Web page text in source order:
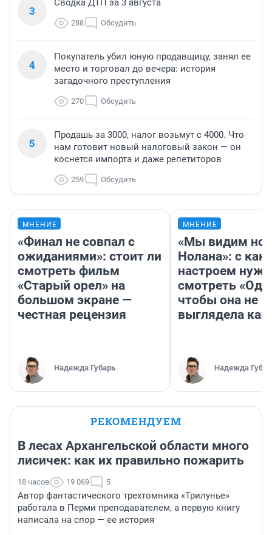
3
Сводка ДТП за 3 августа
288 Обсудить
4
Покупатель убил юную продавщицу, занял ее
место и торговал до вечера: история
загадочного преступления
270 Обсудить
5
Продашь за 3000, налог возьмут с 4000. Что
нам готовит новый налоговый закон — он
коснется импорта и даже репетиторов
259 Обсудить
МНЕНИЕ
«Финал не совпал с
ожиданиями»: стоит ли
смотреть фильм
«Старый орел» на
большом экране —
честная рецензия
Надежда Губарь
МНЕНИЕ
«Мы видим
Нолана»: с
настроем
смотреть
чтобы она не
выглядела как
Надежда
РЕКОМЕНДУЕМ
В лесах Архангельской области много
лисичек: как их правильно пожарить
18 часов 19 069 5
Автор фантастического трехтомника «Трилунье»
работала в Перми преподавателем, а первую книгу
написала на спор — ее история